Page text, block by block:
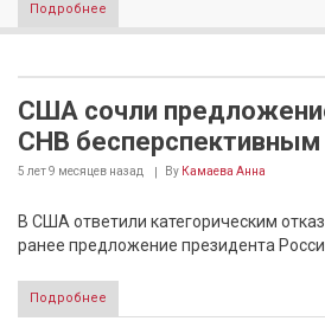
Подробнее
США сочли
СНВ бесперспективным
5 лет 9 месяцев назад By Камаева Анна
В США ответили категорическим
ранее предложение президента
Подробнее